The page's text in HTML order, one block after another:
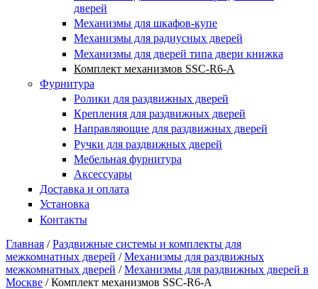
дверей
Механизмы для шкафов-купе
Механизмы для радиусных дверей
Механизмы для дверей типа двери книжка
Комплект механизмов SSC-R6-A
Фурнитура
Ролики для раздвижных дверей
Крепления для раздвижных дверей
Направляющие для раздвижных дверей
Ручки для раздвижных дверей
Мебельная фурнитура
Аксессуары
Доставка и оплата
Установка
Контакты
Вы здесь
Главная / Раздвижные системы и комплекты для
межкомнатных дверей / Механизмы для раздвижных
межкомнатных дверей / Механизмы для раздвижных дверей в
Москве / Комплект механизмов SSC-R6-A